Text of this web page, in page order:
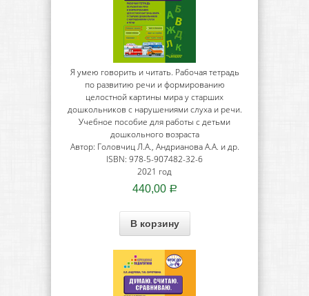
Я умею говорить и читать. Рабочая тетрадь
по развитию речи и формированию
целостной картины мира у старших
дошкольников с нарушениями слуха и речи.
Учебное пособие для работы с детьми
дошкольного возраста
Автор: Головчиц Л.А., Андрианова А.А. и др.
ISBN: 978-5-907482-32-6
2021 год
440,00 Р
В корзину